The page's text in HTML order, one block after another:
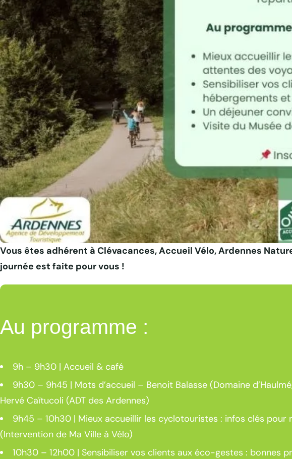
Programme journée technique avant saison organisée par l, © ADTA
Vous êtes adhérent à Clévacances, Accueil Vélo, Ardennes
journée est faite pour vous !
Au programme :
9h – 9h30 | Accueil & café
9h30 – 9h45 | Mots d’accueil – Benoit Balasse (Domaine
Hervé Caïtucoli (ADT des Ardennes)
9h45 – 10h30 | Mieux accueillir les cyclotouristes : infos clés
(Intervention de Ma Ville à Vélo)
10h30 – 12h00 | Sensibiliser vos clients aux éco-gestes : bonnes